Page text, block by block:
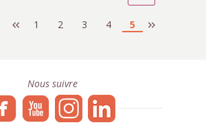
1 2 3 4 5
Nous suivre